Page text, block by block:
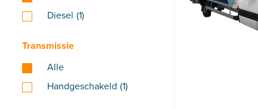
Diesel (1)
Transmissie
Alle
Handgeschakeld (1)